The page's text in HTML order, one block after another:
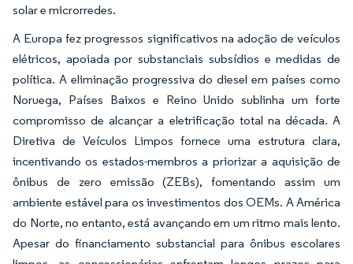
solar e microrredes.
A Europa fez progressos significativos na adoção de veículos
elétricos, apoiada por substanciais subsídios e medidas de
política. A eliminação progressiva do diesel em países como
Noruega, Países Baixos e Reino Unido sublinha um forte
compromisso de alcançar a eletrificação total na década. A
Diretiva de Veículos Limpos fornece uma estrutura clara,
incentivando os estados-membros a priorizar a aquisição de
ônibus de zero emissão (ZEBs), fomentando assim um
ambiente estável para os investimentos dos OEMs. A América
do Norte, no entanto, está avançando em um ritmo mais lento.
Apesar do financiamento substancial para ônibus escolares